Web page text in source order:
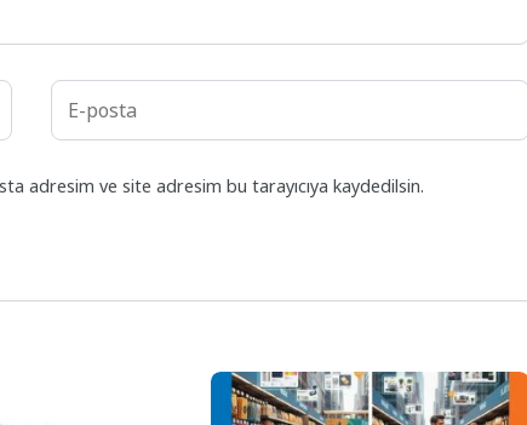
adresim ve site adresim bu tarayıcıya kaydedilsin.